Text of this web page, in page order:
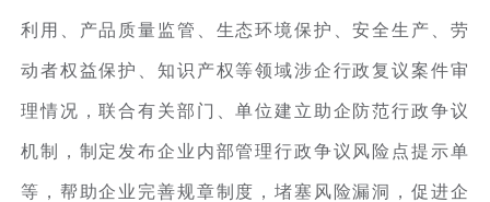
利用、产品质量监管、生态环境保护、安全生产、劳
动者权益保护、知识产权等领域涉企行政复议案件审
理情况，联合有关部门、单位建立助企防范行政争议
机制，制定发布企业内部管理行政争议风险点提示单
等，帮助企业完善规章制度，堵塞风险漏洞，促进企